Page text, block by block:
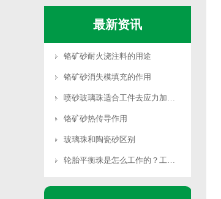
最新资讯
铬矿砂耐火浇注料的用途
铬矿砂消失模填充的作用
喷砂玻璃珠适合工件去应力加工吗
铬矿砂热传导作用
玻璃珠和陶瓷砂区别
轮胎平衡珠是怎么工作的？工作原理是什么？